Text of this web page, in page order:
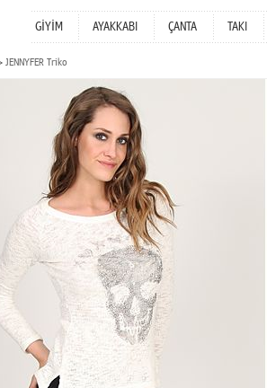
GİYİM AYAKKABI ÇANTA TAKI
JENNYFER Triko